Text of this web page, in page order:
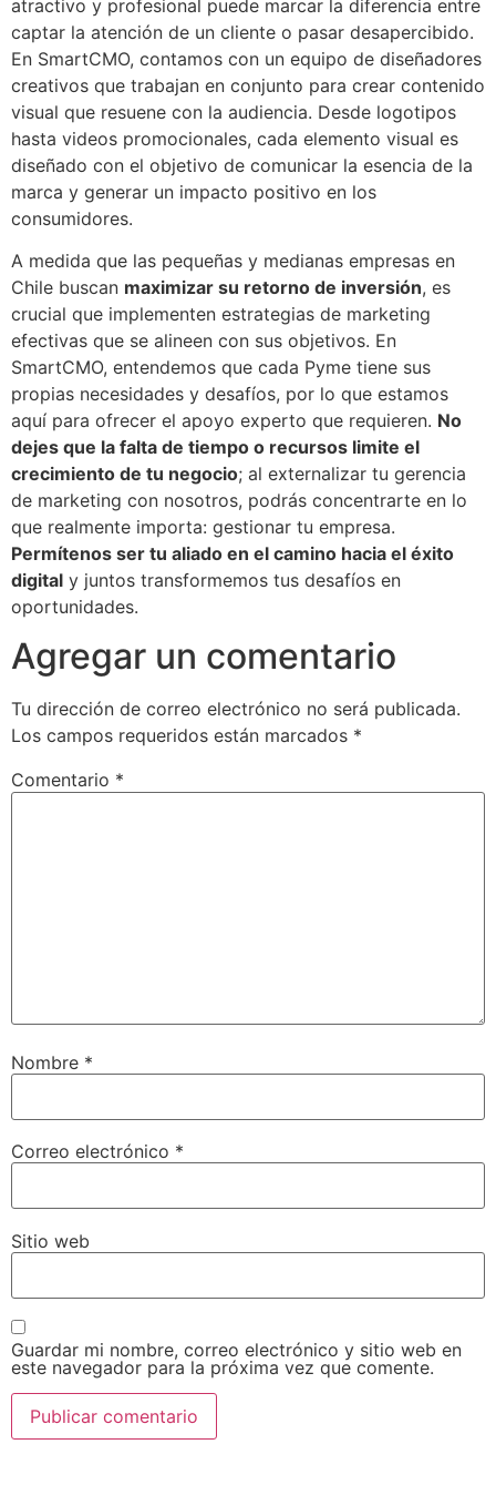
atractivo y profesional puede marcar la diferencia entre
captar la atención de un cliente o pasar desapercibido.
En SmartCMO, contamos con un equipo de diseñadores
creativos que trabajan en conjunto para crear contenido
visual que resuene con la audiencia. Desde logotipos
hasta videos promocionales, cada elemento visual es
diseñado con el objetivo de comunicar la esencia de la
marca y generar un impacto positivo en los
consumidores.
A medida que las pequeñas y medianas empresas en
Chile buscan maximizar su retorno de inversión, es
crucial que implementen estrategias de marketing
efectivas que se alineen con sus objetivos. En
SmartCMO, entendemos que cada Pyme tiene sus
propias necesidades y desafíos, por lo que estamos
aquí para ofrecer el apoyo experto que requieren. No
dejes que la falta de tiempo o recursos limite el
crecimiento de tu negocio; al externalizar tu gerencia
de marketing con nosotros, podrás concentrarte en lo
que realmente importa: gestionar tu empresa.
Permítenos ser tu aliado en el camino hacia el éxito
digital y juntos transformemos tus desafíos en
oportunidades.
Agregar un comentario
Tu dirección de correo electrónico no será publicada.
Los campos requeridos están marcados *
Comentario *
Nombre *
Correo electrónico *
Sitio web
Guardar mi nombre, correo electrónico y sitio web en
este navegador para la próxima vez que comente.